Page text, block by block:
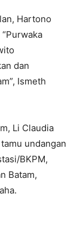
Hartono
dan
Ismeth
Li Claudia
undangan
BKPM,
Batam,